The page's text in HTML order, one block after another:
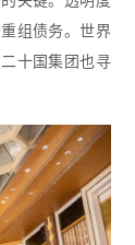
组债务。世界
十国集团也寻